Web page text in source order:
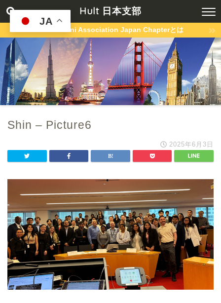
Hult 日本支部
Hult Alumni Association Japan Chapterとは
Shin – Picture6
2025年6月3日
JA